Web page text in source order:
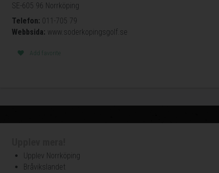
SE-605 96 Norrköping
Telefon: 011-705 79
Webbsida: www.soderkopingsgolf.se
Add favorite
Upplev Norrköping
Bråvikslandet